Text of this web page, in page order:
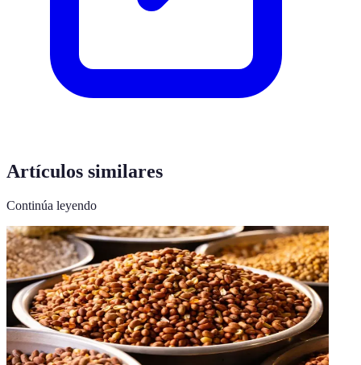
Artículos similares
Continúa leyendo